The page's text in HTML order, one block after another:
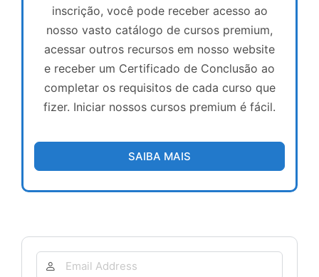
inscrição, você pode receber acesso ao
nosso vasto catálogo de cursos premium,
acessar outros recursos em nosso website
e receber um Certificado de Conclusão ao
completar os requisitos de cada curso que
fizer. Iniciar nossos cursos premium é fácil.
SAIBA MAIS